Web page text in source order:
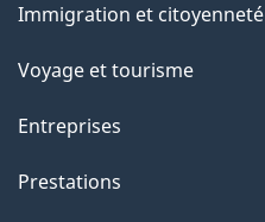
sujets
Immigration et citoyenneté
Voyage et tourisme
Entreprises
Prestations